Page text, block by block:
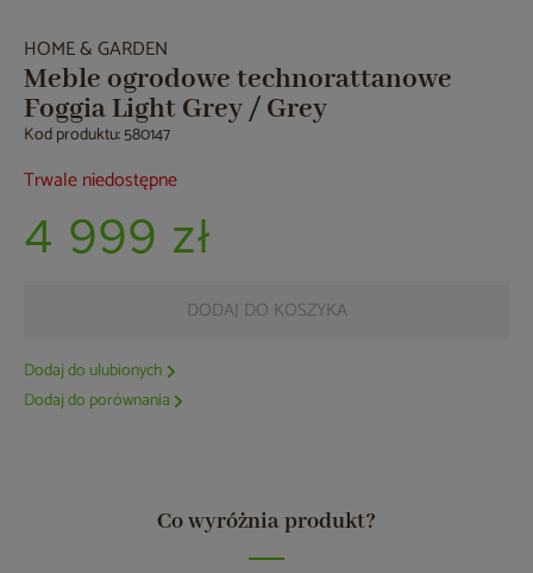
HOME & GARDEN
Meble ogrodowe technorattanowe
Foggia Light Grey / Grey
Kod produktu: 580147
Trwale niedostępne
4 999 zł
DODAJ DO KOSZYKA
Dodaj do ulubionych
Dodaj do porównania
Co wyróżnia produkt?